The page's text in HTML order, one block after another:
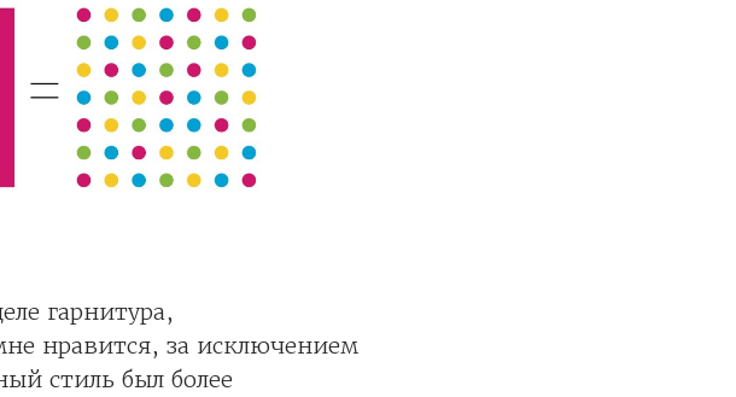
гарнитура,
нравится, за исключением
стиль был более